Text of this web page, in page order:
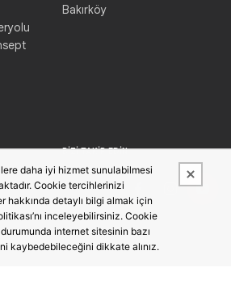
Bakırköy
BIZI TAKIP EDIN
daha iyi hizmet sunulabilmesi
Cookie tercihlerinizi
hakkında detaylı bilgi almak için
inceleyebilirsiniz. Cookie
internet sitesinin bazı
kaybedebileceğini dikkate alınız.